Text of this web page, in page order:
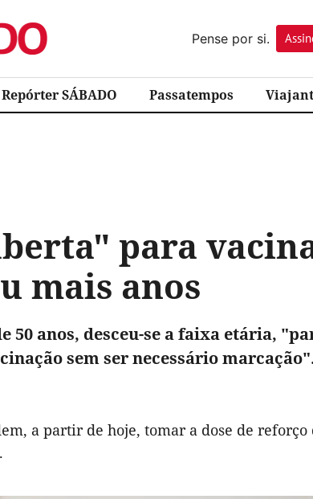
Pense por si.
Repórter SÁBADO Passatempos
para
mais anos
50 anos, desceu-se a faixa etária,
sem ser necessário
a partir de hoje, tomar a dose de